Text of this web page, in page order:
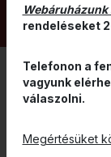
SEREGÉLY
Márta
rendeléseket
Telefonon a
vagyunk
válaszolni.
Megértésüket